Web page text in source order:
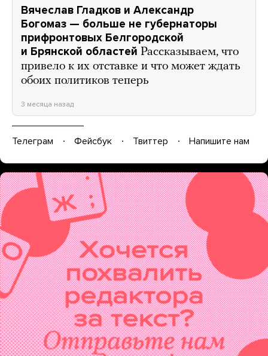
Вячеслав Гладков и Александр
Богомаз — больше не губернаторы
прифронтовых Белгородской
и Брянской областей Рассказываем, что
привело к их отставке и что может ждать
обоих политиков теперь
3 месяца назад
Телеграм Фейсбук Твиттер Напишите нам